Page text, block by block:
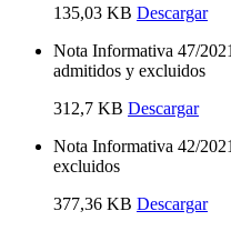
135,03 KB Descargar
Nota Informativa 47/
admitidos y excluidos
312,7 KB Descargar
Nota Informativa 42/
excluidos
377,36 KB Descargar